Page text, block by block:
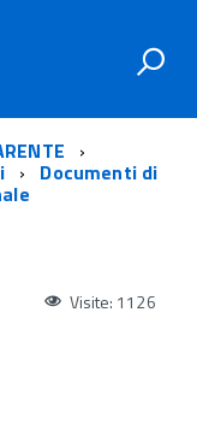
Documenti di
Visite: 1126